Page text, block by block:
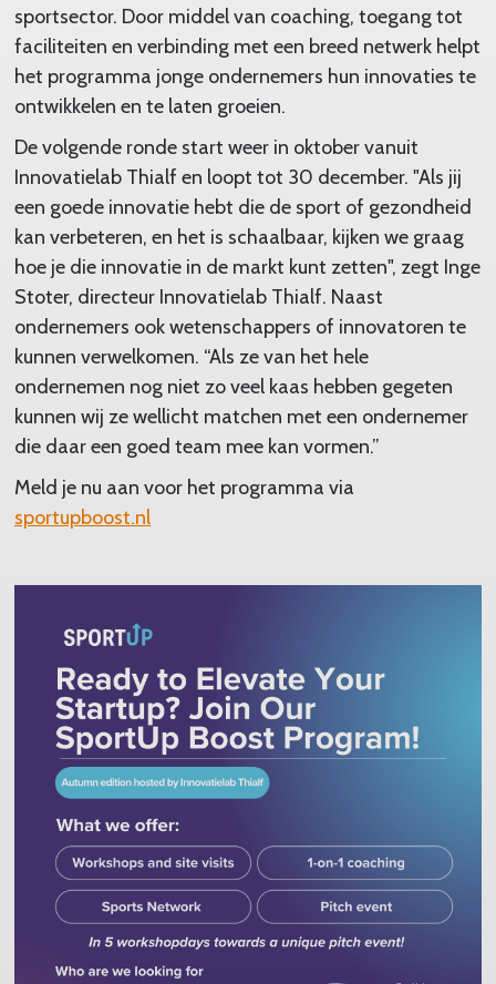
sportsector. Door middel van coaching, toegang tot
faciliteiten en verbinding met een breed netwerk helpt
het programma jonge ondernemers hun innovaties te
ontwikkelen en te laten groeien.
De volgende ronde start weer in oktober vanuit
Innovatielab Thialf en loopt tot 30 december. "Als jij
een goede innovatie hebt die de sport of gezondheid
kan verbeteren, en het is schaalbaar, kijken we graag
hoe je die innovatie in de markt kunt zetten", zegt Inge
Stoter, directeur Innovatielab Thialf. Naast
ondernemers ook wetenschappers of innovatoren te
kunnen verwelkomen. “Als ze van het hele
ondernemen nog niet zo veel kaas hebben gegeten
kunnen wij ze wellicht matchen met een ondernemer
die daar een goed team mee kan vormen.”
Meld je nu aan voor het programma via
sportupboost.nl